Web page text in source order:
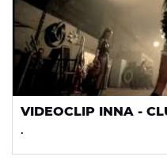
VIDEOCLIP INNA -
.